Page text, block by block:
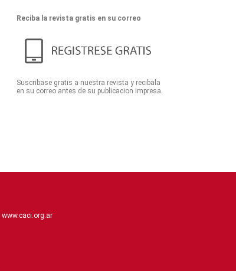
Reciba la revista gratis en su correo
Suscribase gratis a nuestra revista y recibala
en su correo antes de su publicacion impresa.
www.caci.org.ar